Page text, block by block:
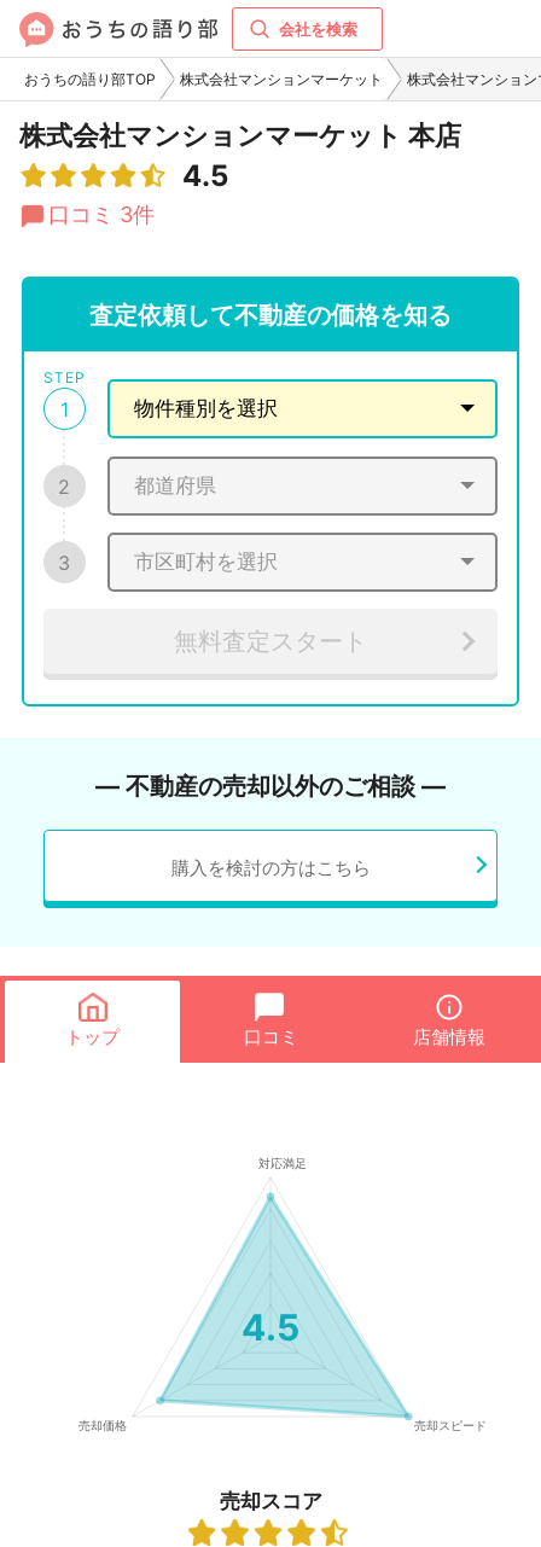
会社を検索
おうちの語り部TOP 株式会社マンションマーケット 株式会社マンショ
株式会社マンションマーケット 本店
4.5
口コミ 3件
査定依頼して不動産の価格を知る
STEP
1
2
3
無料査定スタート
― 不動産の売却以外のご相談 ―
購入を検討の方はこちら
トップ 口コミ 店舗情報
4.5
売却スコア